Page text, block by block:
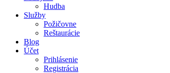
Hudba
Služby
Požičovne
Reštaurácie
Blog
Účet
Prihlásenie
Registrácia